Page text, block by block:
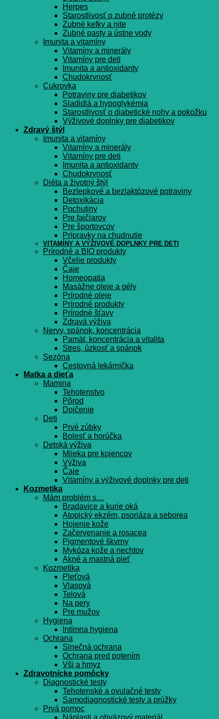
Herpes
Starostlivosť o zubné protézy
Zubné kefky a nite
Zubné pasty a ústne vody
Imunita a vitamíny
Vitamíny a minerály
Vitamíny pre deti
Imunita a antioxidanty
Chudokrvnosť
Cukrovka
Potraviny pre diabetikov
Sladidlá a hypoglykémia
Starostlivosť o diabetické nohy a pokožku
Výživové doplnky pre diabetikov
Zdravý štýl
Imunita a vitamíny
Vitamíny a minerály
Vitamíny pre deti
Imunita a antioxidanty
Chudokrvnosť
Diéta a životný štýl
Bezlepkové a bezlaktózové potraviny
Detoxikácia
Pochutiny
Pre fajčiarov
Pre športovcov
Prípravky na chudnutie
VITAMÍNY A VÝŽIVOVÉ DOPLNKY PRE DETI
Prírodné a BIO produkty
Včelie produkty
Čaje
Homeopatia
Masážne oleje a gély
Prírodné oleje
Prírodné produkty
Prírodné šťavy
Zdravá výživa
Nervy, spánok, koncentrácia
Pamät, koncentrácia a vitalita
Stres, úzkosť a spánok
Sezóna
Cestovná lekárnička
Matka a dieťa
Mamina
Tehotenstvo
Pôrod
Dojčenie
Deti
Prvé zúbky
Bolesť a horúčka
Detská výživa
Mlieka pre kojencov
Výživa
Čaje
Vitamíny a výživové doplnky pre deti
Kozmetika
Mám problém s…
Bradavice a kurie oká
Atopický ekzém, psoriáza a seborea
Hojenie kože
Začervenanie a rosacea
Pigmentové škvrny
Mykóza kože a nechtov
Akné a mastná pleť
Kozmetika
Pleťová
Vlasová
Telová
Na pery
Pre mužov
Hygiena
Intímna hygiena
Ochrana
Slnečná ochrana
Ochrana pred potením
Vši a hmyz
Zdravotnícke pomôcky
Diagnostické testy
Tehotenské a ovulačné testy
Samodiagnostické testy a prúžky
Prvá pomoc
Náplasti a obväzový materiál